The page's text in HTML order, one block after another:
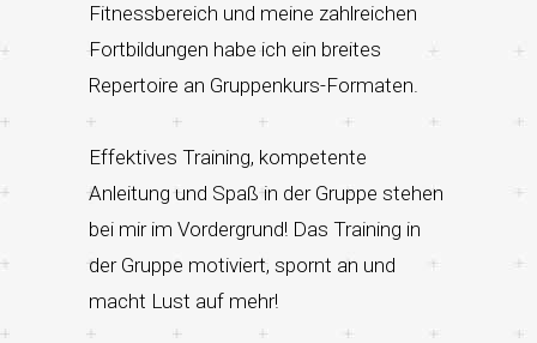
Fitnessbereich und meine zahlreichen
Fortbildungen habe ich ein breites
Repertoire an Gruppenkurs-Formaten.
Effektives Training, kompetente
Anleitung und Spaß in der Gruppe stehen
bei mir im Vordergrund! Das Training in
der Gruppe motiviert, spornt an und
macht Lust auf mehr!